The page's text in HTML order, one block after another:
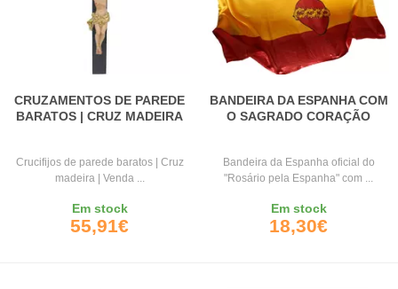
CRUZAMENTOS DE PAREDE
BARATOS | CRUZ MADEIRA
Crucifijos de parede baratos | Cruz
madeira | Venda ...
Em stock
55,91€
BANDEIRA DA ESPANHA COM
O SAGRADO CORAÇÃO
Bandeira da Espanha oficial do
"Rosário pela Espanha" com ...
Em stock
18,30€